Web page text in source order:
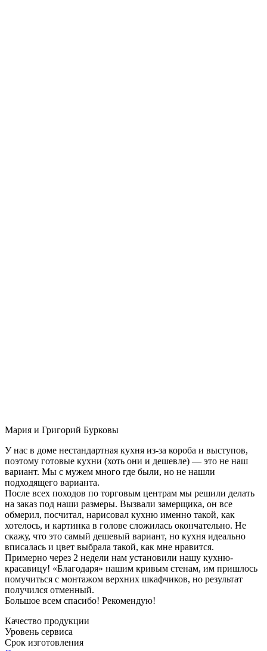
Мария и Григорий Бурковы
У нас в доме нестандартная кухня из-за короба и выступов,
поэтому готовые кухни (хоть они и дешевле) — это не наш
вариант. Мы с мужем много где были, но не нашли
подходящего варианта.
После всех походов по торговым центрам мы решили делать
на заказ под наши размеры. Вызвали замерщика, он все
обмерил, посчитал, нарисовал кухню именно такой, как
хотелось, и картинка в голове сложилась окончательно. Не
скажу, что это самый дешевый вариант, но кухня идеально
вписалась и цвет выбрала такой, как мне нравится.
Примерно через 2 недели нам установили нашу кухню-
красавицу! «Благодаря» нашим кривым стенам, им пришлось
помучиться с монтажом верхних шкафчиков, но результат
получился отменный.
Большое всем спасибо! Рекомендую!
Качество продукции
Уровень сервиса
Срок изготовления